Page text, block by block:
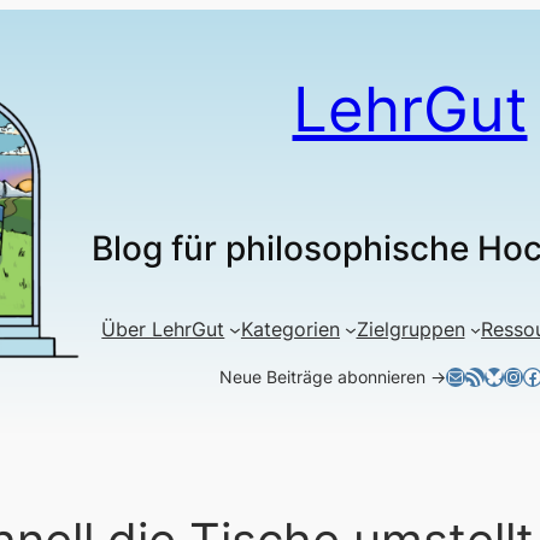
LehrGut
Blog für philosophische
Über LehrGut Kategorien Zielgruppen
Neue Beiträge abonnieren →E-MailRSS-Feed